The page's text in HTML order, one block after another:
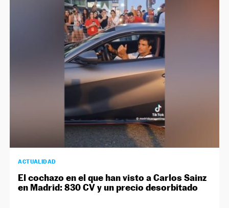
ACTUALIDAD
El cochazo en el que han visto a Carlos Sainz
en Madrid: 830 CV y un precio desorbitado